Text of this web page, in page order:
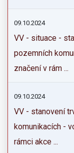
09.10.2024
VV - situace -
pozemních
značení v rám ...
09.10.2024
VV - stanovení
komunikacích -
rámci akce ...